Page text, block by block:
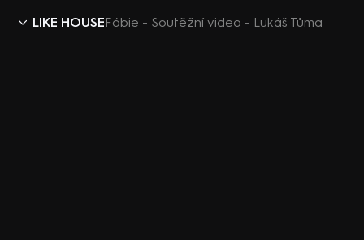
LIKE HOUSEFóbie - Soutěžní video - Lukáš Tůma